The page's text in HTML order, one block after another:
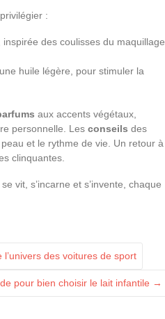
:
des coulisses du maquillage
huile légère, pour stimuler la
aux accents végétaux,
personnelle. Les conseils des
et le rythme de vie. Un retour à
clinquantes.
vit, s’incarne et s’invente, chaque
des voitures de sport
pour bien choisir le lait infantile →